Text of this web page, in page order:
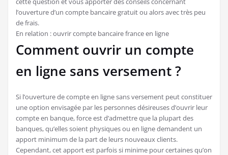
l’ouverture d’un compte bancaire gratuit ou alors avec très peu
de frais.
En relation :ouvrir compte bancaire france en ligne
Comment ouvrir un compte
en ligne sans versement ?
Si l’ouverture de compte en ligne sans versement peut constituer
une option envisagée par les personnes désireuses d’ouvrir leur
compte en banque, force est d’admettre que la plupart des
banques, qu’elles soient physiques ou en ligne demandent un
apport minimum de la part de leurs nouveaux clients.
Cependant, cet apport est parfois si minime pour certaines qu’on